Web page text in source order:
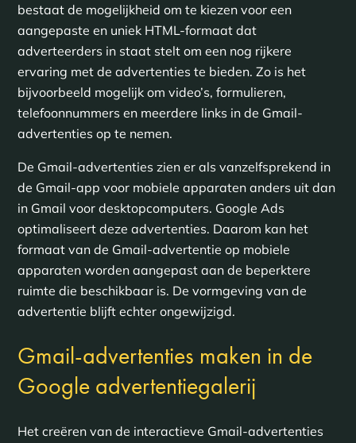
bestaat de mogelijkheid om te kiezen voor een
aangepaste en uniek HTML-formaat dat
adverteerders in staat stelt om een nog rijkere
ervaring met de advertenties te bieden. Zo is het
bijvoorbeeld mogelijk om video’s, formulieren,
telefoonnummers en meerdere links in de Gmail-
advertenties op te nemen.
De Gmail-advertenties zien er als vanzelfsprekend in
de Gmail-app voor mobiele apparaten anders uit dan
in Gmail voor desktopcomputers. Google Ads
optimaliseert deze advertenties. Daarom kan het
formaat van de Gmail-advertentie op mobiele
apparaten worden aangepast aan de beperktere
ruimte die beschikbaar is. De vormgeving van de
advertentie blijft echter ongewijzigd.
Gmail-advertenties maken in de
Google advertentiegalerij
Het creëren van de interactieve Gmail-advertenties